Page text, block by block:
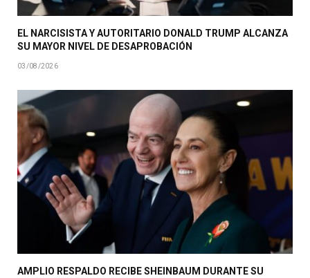
EL NARCISISTA Y AUTORITARIO DONALD TRUMP ALCANZA
SU MAYOR NIVEL DE DESAPROBACIÓN
03/08/2026
AMPLIO RESPALDO RECIBE SHEINBAUM DURANTE SU